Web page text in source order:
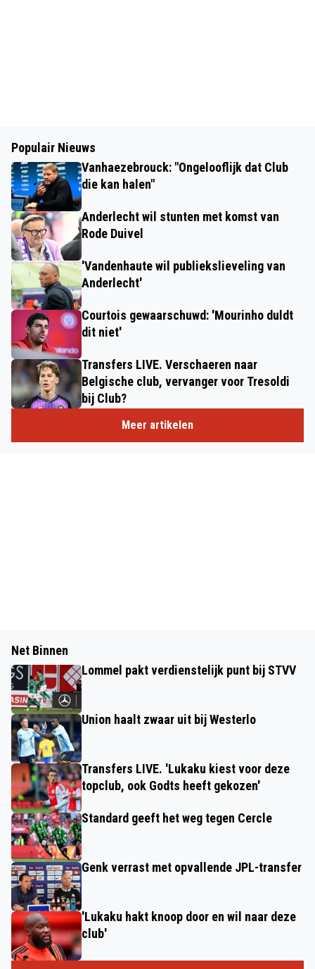
Populair Nieuws
Vanhaezebrouck: "Ongelooflijk dat Club
die kan halen"
Anderlecht wil stunten met komst van
Rode Duivel
'Vandenhaute wil publiekslieveling van
Anderlecht'
Courtois gewaarschuwd: 'Mourinho duldt
dit niet'
Transfers LIVE. Verschaeren naar
Belgische club, vervanger voor Tresoldi
bij Club?
Meer artikelen
Net Binnen
Lommel pakt verdienstelijk punt bij STVV
Union haalt zwaar uit bij Westerlo
Transfers LIVE. 'Lukaku kiest voor deze
topclub, ook Godts heeft gekozen'
Standard geeft het weg tegen Cercle
Genk verrast met opvallende JPL-transfer
'Lukaku hakt knoop door en wil naar deze
club'